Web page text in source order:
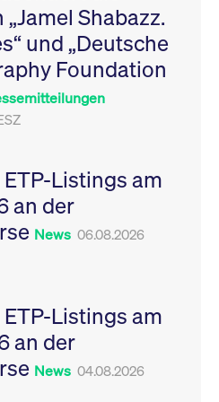
Shabazz.
und „Deutsche
Foundation
Listings am
an der
News 06.08.2026
Listings am
an der
News 04.08.2026
Leistung der Website
zu messen. Es handelt
sich um ein Muster-
Cookie, bei dem auf
das Präfix _pk_ses
eine kurze Reihe von
YouTube
.youtube.com
6
Monate
Dieses Cookie dient
Speicherung der
Einwilligungs- und
des Nutzers für ihre
Interaktion mit der
Sitzungen geehrt